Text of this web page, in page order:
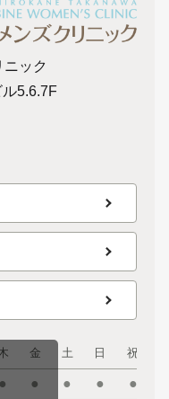
ック
5.6.7F
金 土 日 祝
● ● ● ● ●